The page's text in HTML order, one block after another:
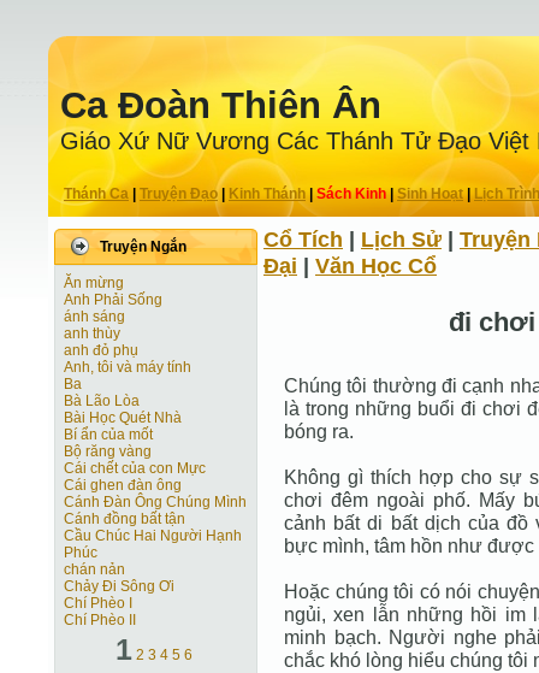
Ca Ðoàn Thiên Ân
Giáo Xứ Nữ Vương Các Thánh Tử Ðạo Việt
Thánh Ca Truyện Ðạo| Kinh Thánh Sách Kinh|Sinh Hoạt| Lịch Trình
Truyện Ngắn
Ăn mừng
Anh Phải Sống
ánh sáng
anh thùy
anh đỏ phụ
Anh, tôi và máy tính
Ba
Bà Lão Lòa
Bài Học Quét Nhà
Bí ẩn của mốt
Bộ răng vàng
Cái chết của con Mực
Cái ghen đàn ông
Cánh Ðàn Ông Chúng Mình
Cánh đồng bất tận
Cầu Chúc Hai Người Hạnh
Phúc
chán nản
Chảy Đi Sông Ơi
Chí Phèo I
Chí Phèo II
1 2 3 4 5 6
Cổ Tích Lịch Sử
Truyện
Ðại
Văn Học Cổ
đi
Chúng tôi thường đi cạnh
là trong những buổi đi chơi
bóng ra.
Không gì thích hợp cho sự
chơi đêm ngoài phố. Mấy
cảnh bất di bất dịch của đồ
bực mình, tâm hồn như
Hoặc chúng tôi có nói
ngủi, xen lẫn những hồi im
minh bạch. Người nghe
chắc khó lòng hiểu chúng tôi